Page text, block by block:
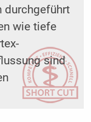
durchgeführt
wie tiefe
sind